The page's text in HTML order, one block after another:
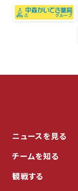
ニュースを見る
チームを知る
観戦する